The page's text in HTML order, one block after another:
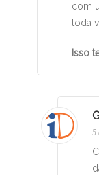
com
toda
Isso
5